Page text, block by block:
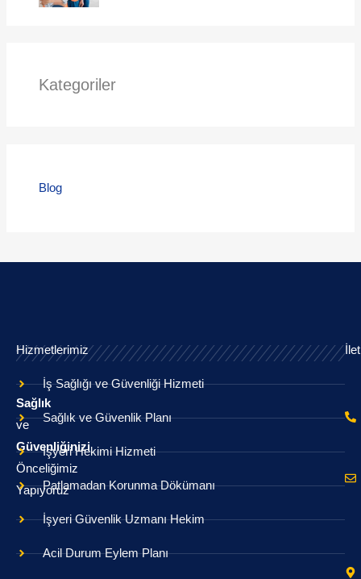
Kategoriler
Blog
Sağlık
ve
Güvenliğinizi
Önceliğimiz
Yapıyoruz
Hizmetlerimiz
İş Sağlığı ve Güvenliği Hizmeti
Sağlık ve Güvenlik Planı
İşyeri Hekimi Hizmeti
Patlamadan Korunma Dökümanı
İşyeri Güvenlik Uzmanı Hekim
Acil Durum Eylem Planı